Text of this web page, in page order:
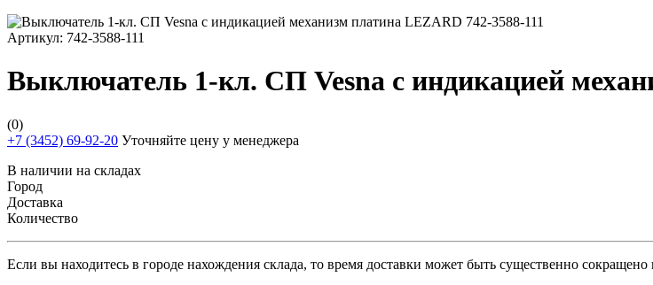
Артикул: 742-3588-111
Выключатель 1-кл. СП Vesna с индикацией
(0)
+7 (3452) 69-92-20 Уточняйте цену у менеджера
В наличии на складах
Город
Доставка
Количество
Если вы находитесь в городе нахождения склада, то время доставки может быть существенно сокращено